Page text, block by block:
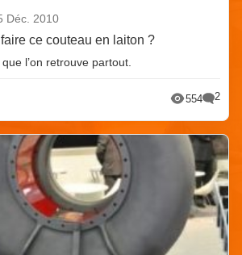
Déc. 2010
ce couteau en laiton ?
l’on retrouve partout.
554 2